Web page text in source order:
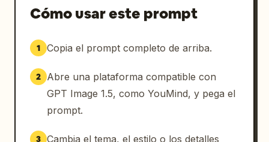
Cómo usar este prompt
1 Copia el prompt completo de arriba.
2
Abre una plataforma compatible con
GPT Image 1.5, como YouMind, y pega el
prompt.
3 Cambia el tema, el estilo o los detalles